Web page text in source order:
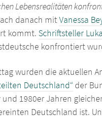
Lebensrealitäten
danach mitVanessa
kommt. Schriftsteller
konfrontiert
wurden die aktuellen
Deutschland“ der
1980er Jahren
Deutschland ist.